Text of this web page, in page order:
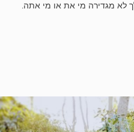
מגדירה מי את או מי אתה.